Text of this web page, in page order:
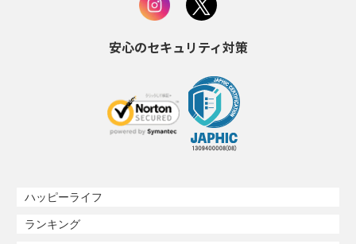
安心のセキュリティ対策
ハッピーライフ
ランキング